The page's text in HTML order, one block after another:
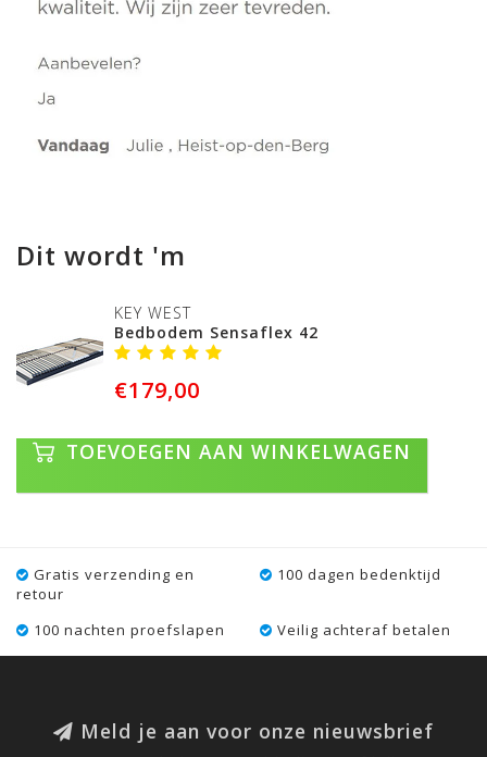
Dit wordt 'm
KEY WEST
Bedbodem Sensaflex 42
€179,00
TOEVOEGEN AAN WINKELWAGEN
Gratis verzending en
retour
100 dagen bedenktijd
100 nachten proefslapen Veilig achteraf betalen
Meld je aan voor onze nieuwsbrief